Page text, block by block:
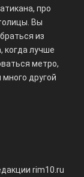
про
Вы
из
когда лучше
метро,
другой
rim10.ru